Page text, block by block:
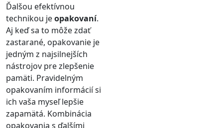
Ďalšou efektívnou
technikou jeopakovaní.
Aj keď sa to môže zdať
zastarané, opakovanie je
jedným z najsilnejších
nástrojov pre zlepšenie
pamäti. Pravidelným
opakovaním informácií si
ich vaša myseľ lepšie
zapamätá. Kombinácia
opakovania s ďalšími